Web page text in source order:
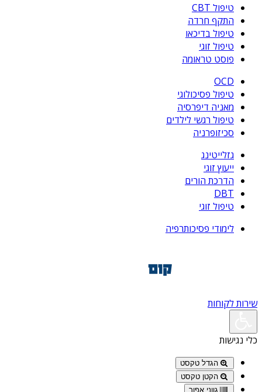
טיפול CBT
התקף חרדה
טיפול בדיכאו
טיפול זוגי
פוסט טראומה
OCD
טיפול פסיכולוגי
מאניה דיפרסיה
טיפול רגשי לילדים
סכיזופרניה
גזלייטינג
ייעוץ זוגי
הדרכת הורים
DBT
טיפול זוגי
לימודי פסיכותרפיה
שירות לקוחות
כלי נגישות
הגדל טקסט
הקטן טקסט
גווני אפור